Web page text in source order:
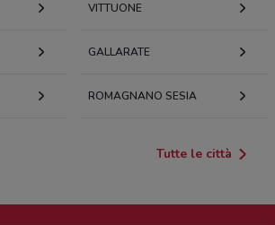
VITTUONE
GALLARATE
ROMAGNANO SESIA
Tutte le città